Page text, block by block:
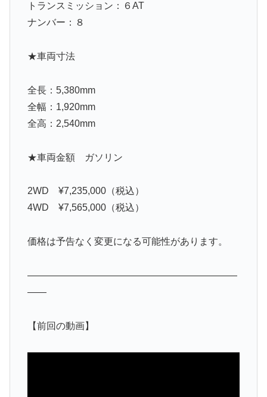
トランスミッション：６AT
ナンバー：８
★車両寸法
全長：5,380mm
全幅：1,920mm
全高：2,540mm
★車両金額 ガソリン
2WD ¥7,235,000（税込）
4WD ¥7,565,000（税込）
価格は予告なく変更になる可能性があります。
——————————————————————
——
【前回の動画】